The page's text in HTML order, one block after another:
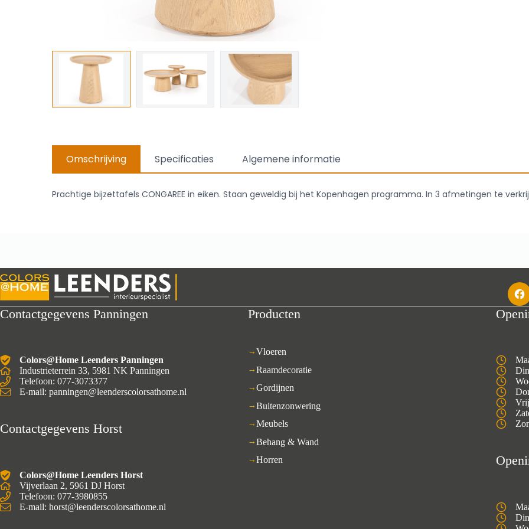
Omschrijving Specificaties Algemene informatie
Prachtige bijzettafels CONGAREE in eiken. Staan geweldig bij het Kopenhagen programma. In 3 afmetingen te
Contactgegevens Panningen
Colors@Home Leenders Panningen
Industrieterrein 33, 5981 NK Panningen
Telefoon: 077-3073377
E-mail: panningen@leenderscolorsathome.nl
Contactgegevens Horst
Colors@Home Leenders Horst
Vijverlaan 2, 5961 DJ Horst
Telefoon: 077-3980855
E-mail: horst@leenderscolorsathome.nl
Producten
Vloeren
Raamdecoratie
Gordijnen
Buitenzonwering
Meubels
Behang & Wand
Horren